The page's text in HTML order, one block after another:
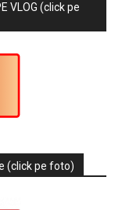
VLOG (click pe
(click pe foto)